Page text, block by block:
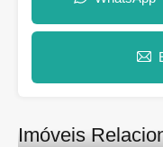
Imóveis